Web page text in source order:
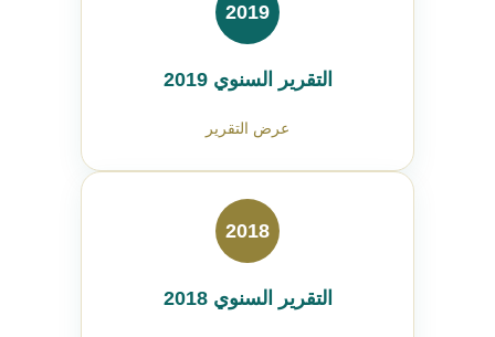
2019
التقرير السنوي 2019
عرض التقرير
2018
التقرير السنوي 2018